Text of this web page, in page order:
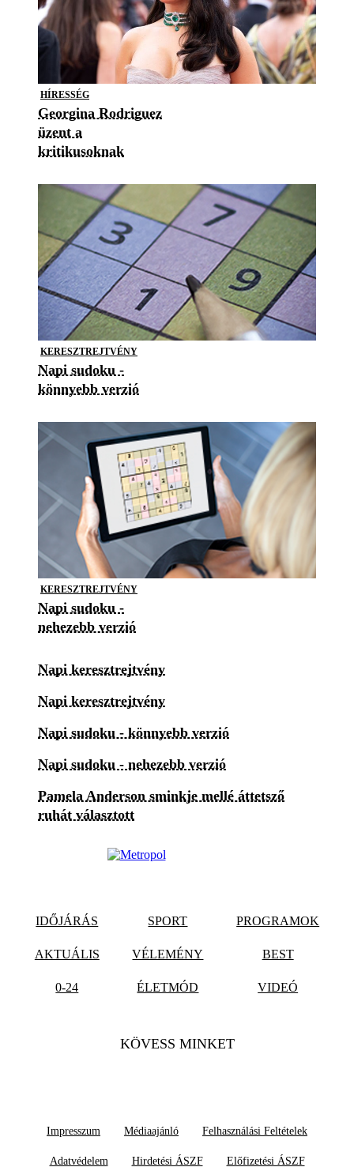
HÍRESSÉG
Georgina Rodriguez
üzent a
kritikusoknak
KERESZTREJTVÉNY
Napi sudoku -
könnyebb verzió
KERESZTREJTVÉNY
Napi sudoku -
nehezebb verzió
Napi keresztrejtvény
Napi keresztrejtvény
Napi sudoku - könnyebb verzió
Napi sudoku - nehezebb verzió
Pamela Anderson sminkje mellé áttetsző
ruhát választott
IDŐJÁRÁS SPORT PROGRAMOK
AKTUÁLIS VÉLEMÉNY BEST
0-24 ÉLETMÓD VIDEÓ
KÖVESS MINKET
Impresszum Médiaajánló Felhasználási Feltételek
Adatvédelem Hirdetési ÁSZF Előfizetési ÁSZF